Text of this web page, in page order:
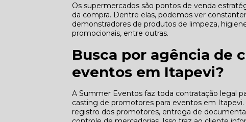
Os supermercados são pontos de venda
da compra. Dentre elas, podemos ver
demonstradores de produtos de limpeza,
promocionais, entre outras.
Busca por agência de
eventos em Itapevi?
A Summer Eventos faz toda contratação legal
casting de promotores para eventos em
registro dos promotores, entrega de